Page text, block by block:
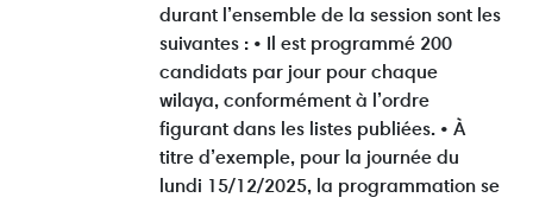
durant l’ensemble de la session sont les
suivantes : • Il est programmé 200
candidats par jour pour chaque
wilaya, conformément à l’ordre
figurant dans les listes publiées. • À
titre d’exemple, pour la journée du
lundi 15/12/2025, la programmation se